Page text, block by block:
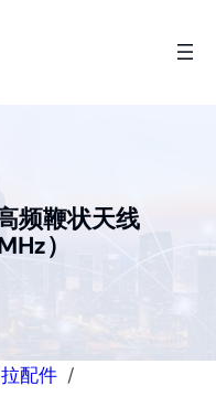
频鞭状天线
）
配件